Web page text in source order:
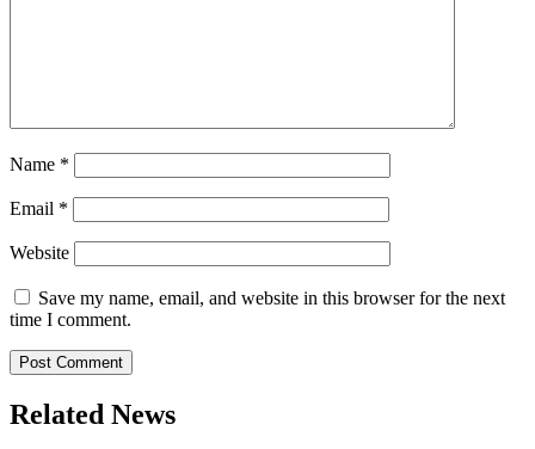
Name *
Email *
Website
Save my name, email, and website in this browser for the next
time I comment.
Related News